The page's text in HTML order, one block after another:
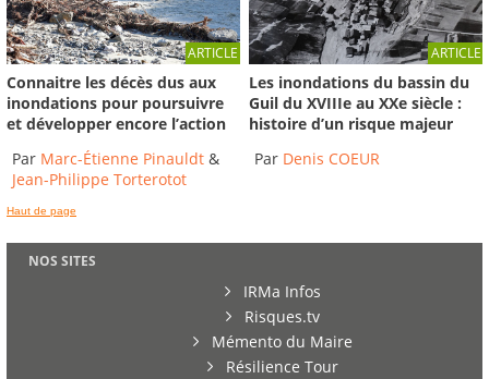
ARTICLE
Connaitre les décès dus aux
inondations pour poursuivre
et développer encore l’action
Par Marc-Étienne Pinauldt &
Jean-Philippe Torterotot
ARTICLE
Les inondations du bassin du
Guil du XVIIIe au XXe siècle :
histoire d’un risque majeur
Par Denis COEUR
Haut de page
NOS SITES
IRMa Infos
Risques.tv
Mémento du Maire
Résilience Tour